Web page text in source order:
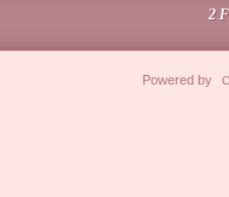
2
Powered by